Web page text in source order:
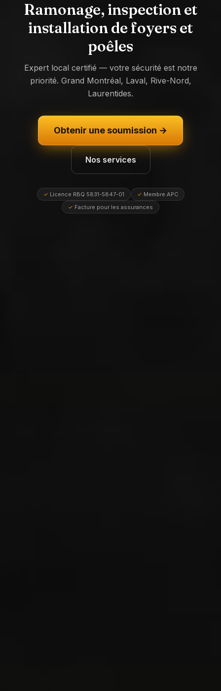
Ramonage, inspection et
installation de foyers et
poêles
Expert local certifié — votre sécurité est notre
priorité. Grand Montréal, Laval, Rive-Nord,
Laurentides.
Obtenir une soumission →
Nos services
✓ Licence RBQ 5831-5847-01 ✓ Membre APC
✓ Facture pour les assurances